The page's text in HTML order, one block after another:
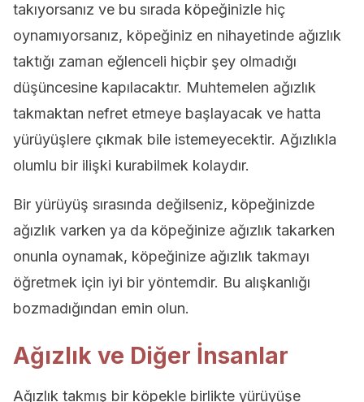
takıyorsanız ve bu sırada köpeğinizle hiç
oynamıyorsanız, köpeğiniz en nihayetinde ağızlık
taktığı zaman eğlenceli hiçbir şey olmadığı
düşüncesine kapılacaktır. Muhtemelen ağızlık
takmaktan nefret etmeye başlayacak ve hatta
yürüyüşlere çıkmak bile istemeyecektir. Ağızlıkla
olumlu bir ilişki kurabilmek kolaydır.
Bir yürüyüş sırasında değilseniz, köpeğinizde
ağızlık varken ya da köpeğinize ağızlık takarken
onunla oynamak, köpeğinize ağızlık takmayı
öğretmek için iyi bir yöntemdir. Bu alışkanlığı
bozmadığından emin olun.
Ağızlık ve Diğer İnsanlar
Ağızlık takmış bir köpekle birlikte yürüyüşe